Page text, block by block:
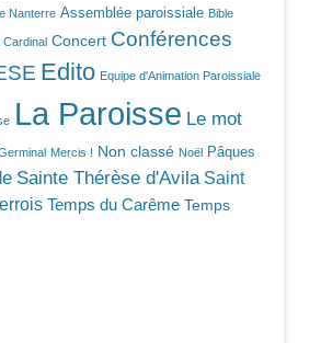
Nanterre Assemblée paroissiale Bible
Cardinal Concert Conférences
Edito Equipe d'Animation Paroissiale
La Paroisse Le mot
Mercis ! Non classé Noël Pâques
Sainte Thérèse d'Avila Saint
Temps du Carême Temps